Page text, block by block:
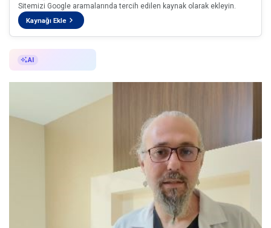
Sitemizi Google aramalarında tercih edilen kaynak olarak ekleyin.
Kaynağı Ekle
AI